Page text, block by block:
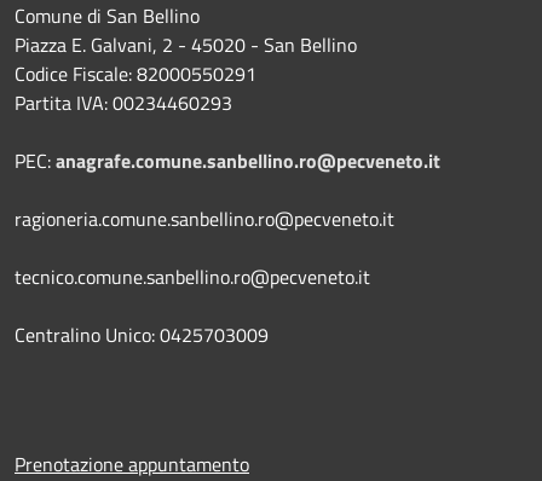
Comune di San Bellino
Piazza E. Galvani, 2 - 45020 - San Bellino
Codice Fiscale: 82000550291
Partita IVA: 00234460293
PEC:anagrafe.comune.sanbellino.ro@pecveneto.it
ragioneria.comune.sanbellino.ro@pecveneto.it
tecnico.comune.sanbellino.ro@pecveneto.it
Centralino Unico: 0425703009
Prenotazione appuntamento